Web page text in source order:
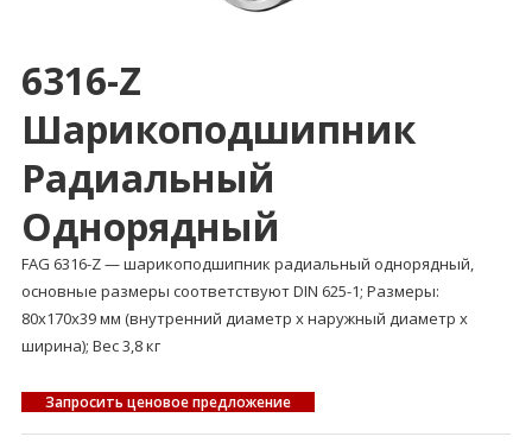
6316-Z
Шарикоподшипник
Радиальный
Однорядный
FAG 6316-Z — шарикоподшипник радиальный однорядный,
основные размеры соответствуют DIN 625-1; Размеры:
80x170x39 мм (внутренний диаметр x наружный диаметр x
ширина); Вес 3,8 кг
Запросить ценовое предложение